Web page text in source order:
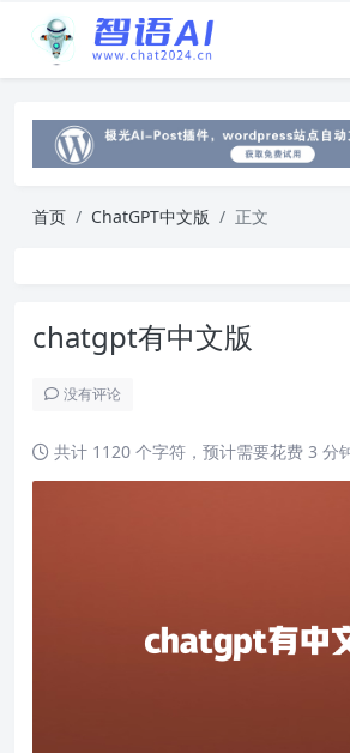
首页 ChatGPT中文版 正文
chatgpt有中文版
没有评论
共计 1120 个字符，预计需要花费 3 分